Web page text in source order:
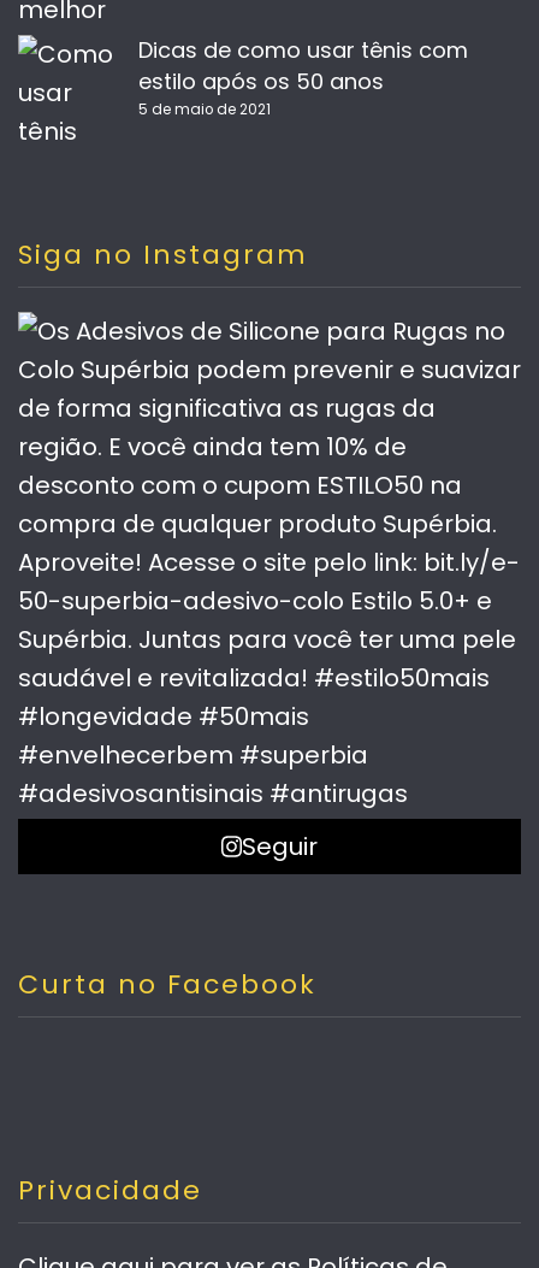
Dicas de como usar tênis com
estilo após os 50 anos
5 de maio de 2021
Siga no Instagram
Seguir
Curta no Facebook
Privacidade